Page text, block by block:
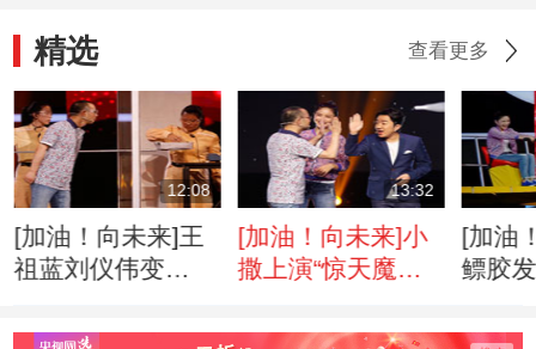
精选 查看更多
12:08
[加油！向未来]王
祖蓝刘仪伟变
战“纸上煎蛋”
13:32
[加油！向未来]小
撒上演“惊天魔盗
惊呆全场
[加油
鳔胶
殊“跷